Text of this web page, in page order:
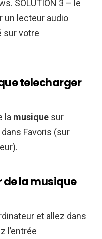
SOLUTION 3 – le
un lecteur audio
sur votre
telecharger
la musique sur
Favoris (sur
la musique
et allez dans
l’entrée